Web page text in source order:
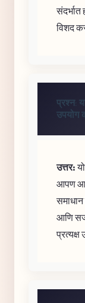
संदर्भात
विशद
प्रश्न:
उपयोग
उत्तर:
आपण
समाधान
आणि
प्रत्यक्ष